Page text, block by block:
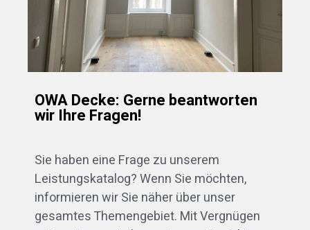
OWA Decke: Gerne beantworten
wir Ihre Fragen!
Sie haben eine Frage zu unserem
Leistungskatalog? Wenn Sie möchten,
informieren wir Sie näher über unser
gesamtes Themengebiet. Mit Vergnügen